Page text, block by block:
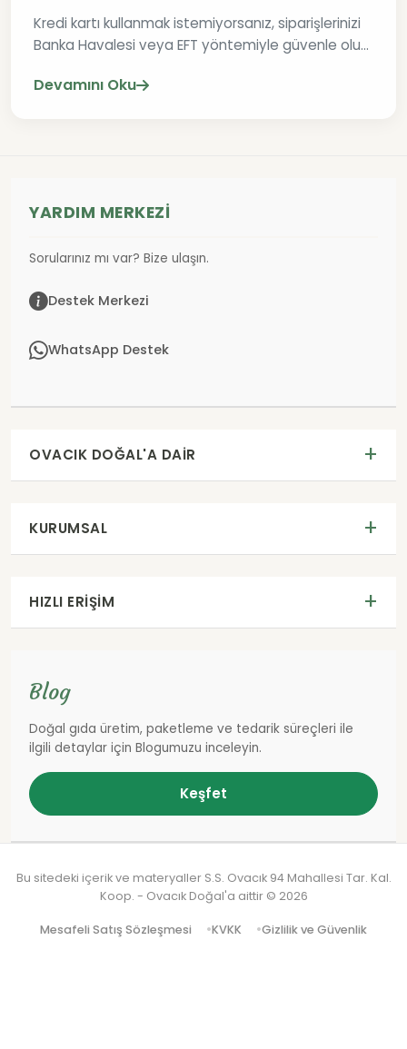
Kredi kartı kullanmak istemiyorsanız, siparişlerinizi
Banka Havalesi veya EFT yöntemiyle güvenle olu...
Devamını Oku
YARDIM MERKEZI
Sorularınız mı var? Bize ulaşın.
Destek Merkezi
WhatsApp Destek
OVACIK DOĞAL'A DAIR
KURUMSAL
HIZLI ERIŞIM
Blog
Doğal gıda üretim, paketleme ve tedarik süreçleri ile
ilgili detaylar için Blogumuzu inceleyin.
Keşfet
Bu sitedeki içerik ve materyaller S.S. Ovacık 94 Mahallesi Tar. Kal.
Koop. - Ovacık Doğal'a aittir © 2026
Mesafeli Satış Sözleşmesi KVKK Gizlilik ve Güvenlik